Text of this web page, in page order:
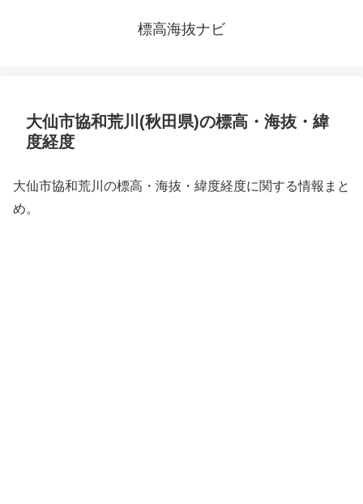
標高海抜ナビ
大仙市協和荒川(秋田県)の標高・海抜・緯
度経度
大仙市協和荒川の標高・海抜・緯度経度に関する情報まと
め。